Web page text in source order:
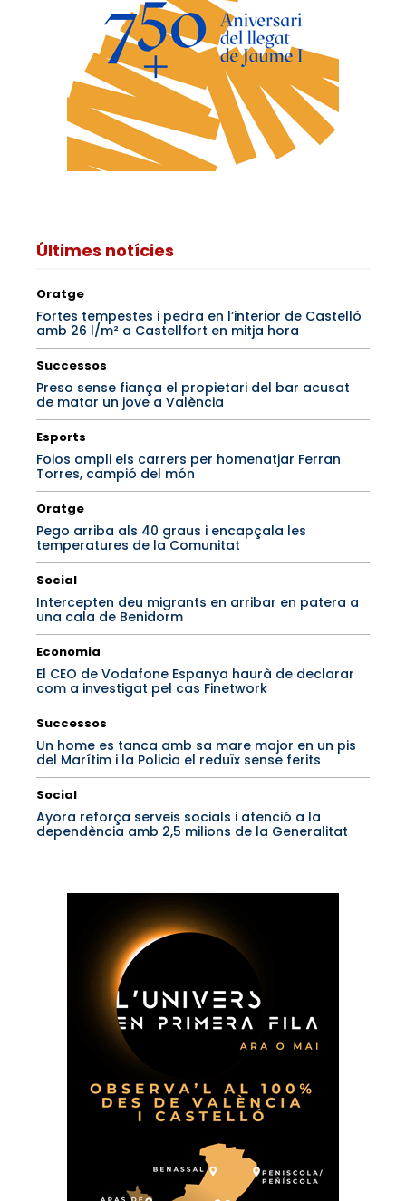
Últimes notícies
Oratge
Fortes tempestes i pedra en l’interior de Castelló
amb 26 l/m² a Castellfort en mitja hora
Successos
Preso sense fiança el propietari del bar acusat
de matar un jove a València
Esports
Foios ompli els carrers per homenatjar Ferran
Torres, campió del món
Oratge
Pego arriba als 40 graus i encapçala les
temperatures de la Comunitat
Social
Intercepten deu migrants en arribar en patera a
una cala de Benidorm
Economia
El CEO de Vodafone Espanya haurà de declarar
com a investigat pel cas Finetwork
Successos
Un home es tanca amb sa mare major en un pis
del Marítim i la Policia el reduïx sense ferits
Social
Ayora reforça serveis socials i atenció a la
dependència amb 2,5 milions de la Generalitat